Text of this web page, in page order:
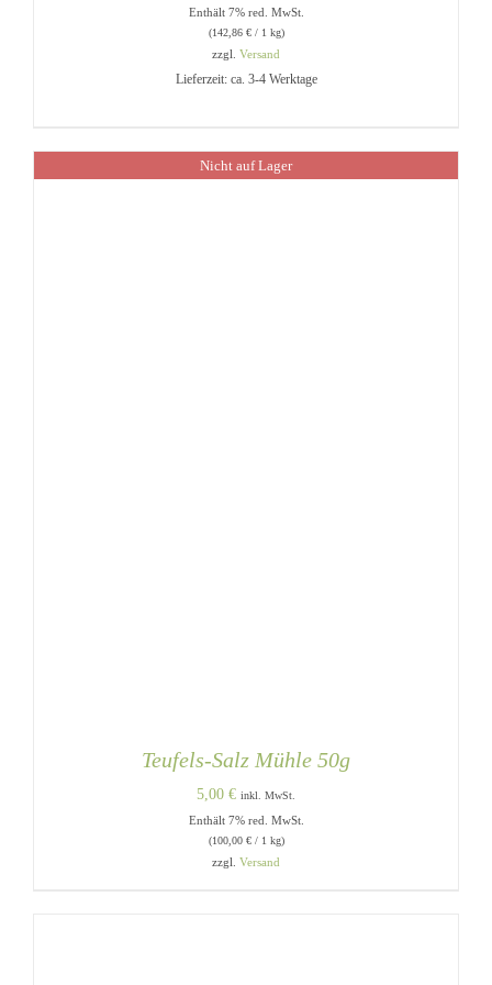
Enthält 7% red. MwSt.
(142,86 €/ 1 kg)
zzgl. Versand
Lieferzeit: ca. 3-4 Werktage
Nicht auf Lager
Teufels-Salz Mühle 50g
5,00 € inkl. MwSt.
Enthält 7% red. MwSt.
(100,00 €/ 1 kg)
zzgl. Versand